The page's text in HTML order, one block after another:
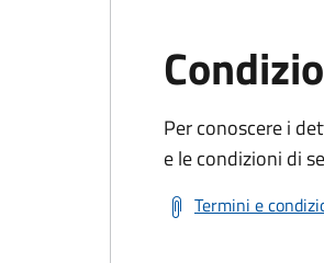
Per conoscere i
e le condizioni di
Termini e